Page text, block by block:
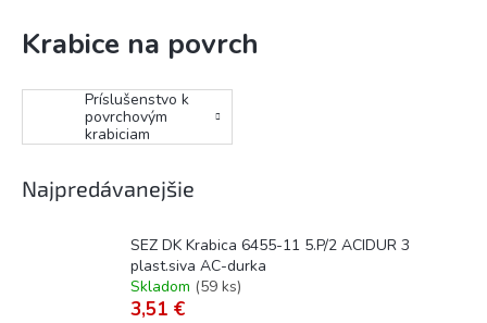
Krabice na povrch
Príslušenstvo k
povrchovým
krabiciam
Najpredávanejšie
SEZ DK Krabica 6455-11 5.P/2 ACIDUR 3
plast.siva AC-durka
Skladom (59 ks)
3,51 €